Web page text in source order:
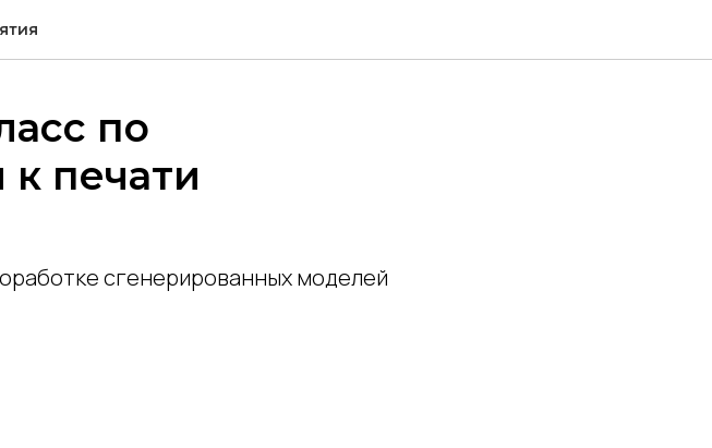
по
печати
сгенерированных моделей